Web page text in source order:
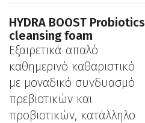
HYDRA BOOST Probiotics
cleansing foam
Εξαιρετικά απαλό
καθημερινό καθαριστικό
με μοναδικό συνδυασμό
πρεβιοτικών και
προβιοτικών, κατάλληλο